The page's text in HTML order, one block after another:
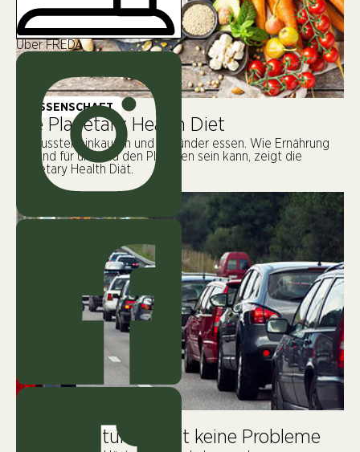
Über FREDA
WISSENSCHAFT
Die Planetary Health Diet
Bewusster einkaufen und gesünder essen. Wie Ernährung
gesund für uns und den Planeten sein kann, zeigt die
Planetary Health Diät.
Der Lobautunnel löst keine Probleme